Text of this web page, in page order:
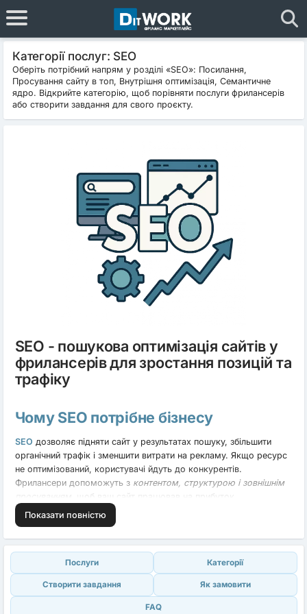
Категорії послуг: SEO
Оберіть потрібний напрям у розділі «SEO»: Посилання,
Просування сайту в топ, Внутрішня оптимізація, Семантичне
ядро. Відкрийте категорію, щоб порівняти послуги фрилансерів
або створити завдання для свого проєкту.
SEO - пошукова оптимізація сайтів у
фрилансерів для зростання позицій та
трафіку
Чому SEO потрібне бізнесу
SEO дозволяє підняти сайт у результатах пошуку, збільшити
органічний трафік і зменшити витрати на рекламу. Якщо ресурс
не оптимізований, користувачі йдуть до конкурентів.
Фрилансери допоможуть з контентом, структурою і зовнішнім
, щоб ваш сайт працював на прибуток.
Що входить у «SEO»
Послуги: аудит сайту, внутрішня оптимізація (теги, структура,
ключі), SEO-копірайтинг, оптимізація швидкості, мікророзмітка,
зовнішнє просування (посилання, крауд-маркетинг), локальне
SEO для Google Maps, Bing та Яндекс.Карт. Також -
налаштування аналітики, звітність і рекомендації.
Показати повністю
Послуги Категорiї
Створити завдання Як замовити
FAQ